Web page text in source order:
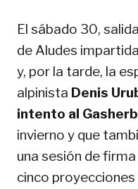
El sábado 30,
de Aludes
y, por la tarde, la
alpinista Denis
intento al
invierno y que
una sesión de
cinco